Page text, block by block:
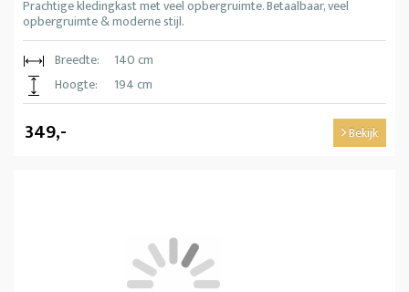
Prachtige kledingkast met veel opbergruimte. Betaalbaar, veel
opbergruimte & moderne stijl.
Breedte:
140 cm
Hoogte:
194 cm
349,- Bekijk